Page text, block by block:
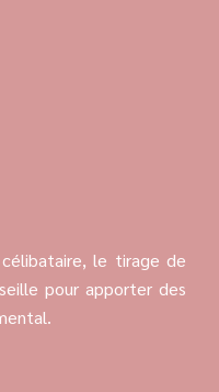
le tirage de
pour apporter des